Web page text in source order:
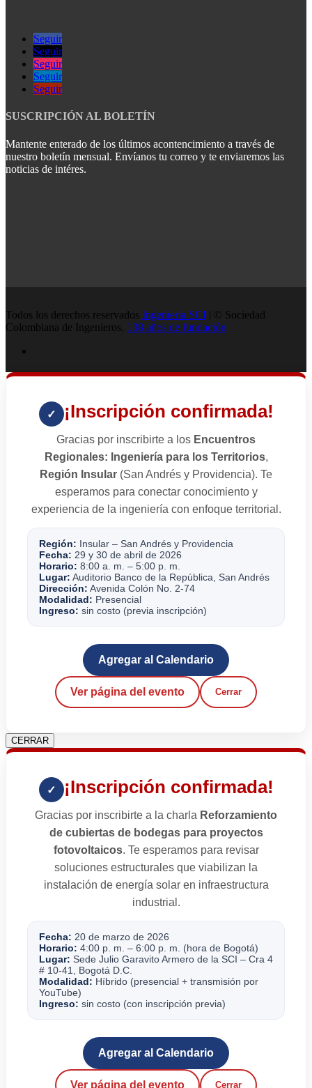
Seguir
Seguir
Seguir
Seguir
Seguir
SUSCRIPCIÓN AL BOLETÍN
Mantente enterado de los últimos acontencimiento a través de
nuestro boletín mensual. Envíanos tu correo y te enviaremos las
noticias de intéres.
Todos los derechos reservados Ingenieria SCI | © Sociedad
Colombiana de Ingenieros. 138 años de fundación
✓ ¡Inscripción confirmada!
Gracias por inscribirte a los Encuentros
Regionales: Ingeniería para los Territorios,
Región Insular (San Andrés y Providencia). Te
esperamos para conectar conocimiento y
experiencia de la ingeniería con enfoque territorial.
Región: Insular – San Andrés y Providencia
Fecha: 29 y 30 de abril de 2026
Horario: 8:00 a. m. – 5:00 p. m.
Lugar: Auditorio Banco de la República, San Andrés
Dirección: Avenida Colón No. 2-74
Modalidad: Presencial
Ingreso: sin costo (previa inscripción)
Agregar al Calendario
Ver página del evento Cerrar
CERRAR
✓ ¡Inscripción confirmada!
Gracias por inscribirte a la charla Reforzamiento
de cubiertas de bodegas para proyectos
fotovoltaicos. Te esperamos para revisar
soluciones estructurales que viabilizan la
instalación de energía solar en infraestructura
industrial.
Fecha: 20 de marzo de 2026
Horario: 4:00 p. m. – 6:00 p. m. (hora de Bogotá)
Lugar: Sede Julio Garavito Armero de la SCI – Cra 4
# 10-41, Bogotá D.C.
Modalidad: Híbrido (presencial + transmisión por
YouTube)
Ingreso: sin costo (con inscripción previa)
Agregar al Calendario
Ver página del evento Cerrar